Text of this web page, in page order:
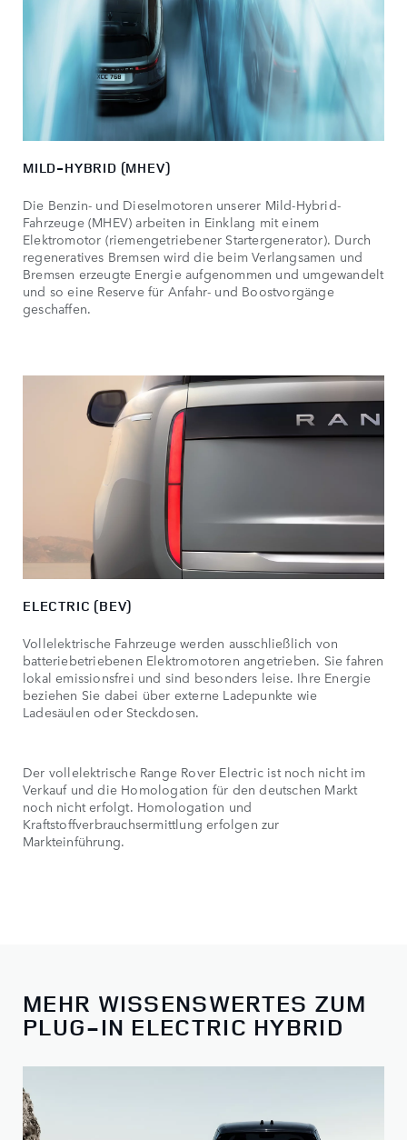
MILD-HYBRID (MHEV)
Die Benzin- und Dieselmotoren unserer Mild-Hybrid-
Fahrzeuge (MHEV) arbeiten in Einklang mit einem
Elektromotor (riemengetriebener Startergenerator). Durch
regeneratives Bremsen wird die beim Verlangsamen und
Bremsen erzeugte Energie aufgenommen und umgewandelt
und so eine Reserve für Anfahr- und Boostvorgänge
geschaffen.
ELECTRIC (BEV)
Vollelektrische Fahrzeuge werden ausschließlich von
batteriebetriebenen Elektromotoren angetrieben. Sie fahren
lokal emissionsfrei und sind besonders leise. Ihre Energie
beziehen Sie dabei über externe Ladepunkte wie
Ladesäulen oder Steckdosen.
Der vollelektrische Range Rover Electric ist noch nicht im
Verkauf und die Homologation für den deutschen Markt
noch nicht erfolgt. Homologation und
Kraftstoffverbrauchsermittlung erfolgen zur
Markteinführung.
MEHR WISSENSWERTES ZUM
PLUG-IN ELECTRIC HYBRID